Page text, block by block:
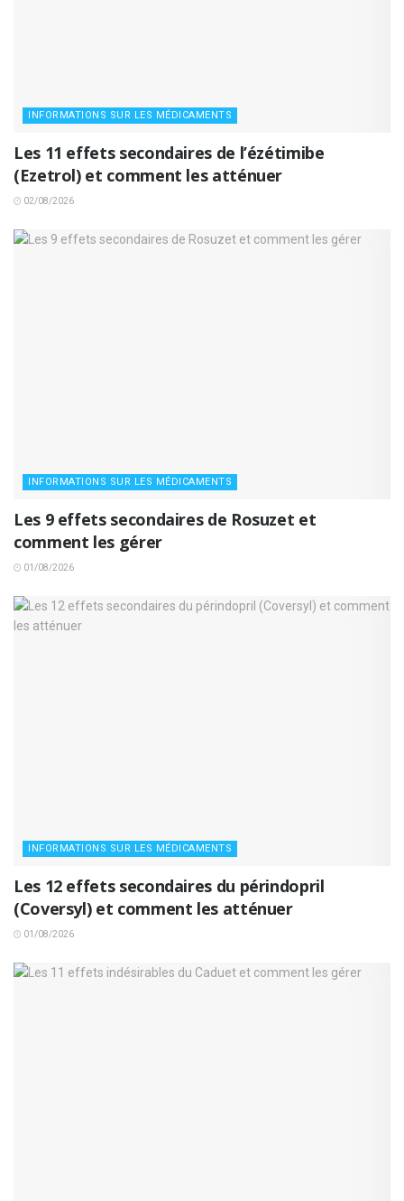
INFORMATIONS SUR LES MÉDICAMENTS
Les 11 effets secondaires de l’ézétimibe
(Ezetrol) et comment les atténuer
02/08/2026
INFORMATIONS SUR LES MÉDICAMENTS
Les 9 effets secondaires de Rosuzet et
comment les gérer
01/08/2026
INFORMATIONS SUR LES MÉDICAMENTS
Les 12 effets secondaires du périndopril
(Coversyl) et comment les atténuer
01/08/2026